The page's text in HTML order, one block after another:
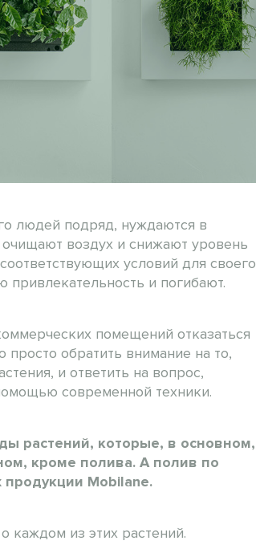
людей подряд, нуждаются в
очищают воздух и снижают уровень
условий для своего
и погибают.
помещений отказаться
обратить внимание на то,
и ответить на вопрос,
современной техники.
растений, которые, в основном,
кроме полива. А полив по
Mobilane.
из этих растений.